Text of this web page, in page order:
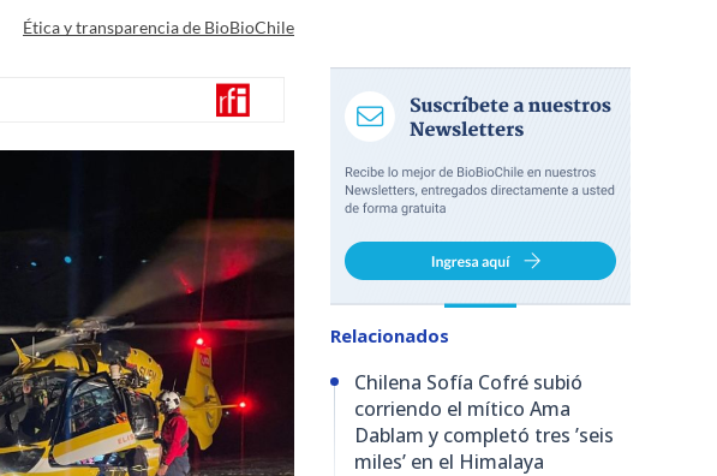
Ética y transparencia de BioBioChile
Relacionados
Chilena Sofía Cofré subió
corriendo el mítico Ama
Dablam y completó tres ’seis
miles’ en el Himalaya